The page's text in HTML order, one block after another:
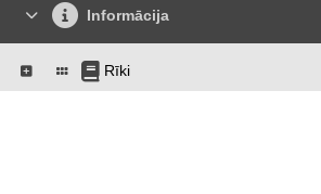
Informācija
Rīki